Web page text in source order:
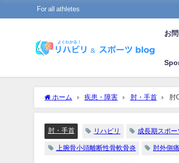
For all athletes
お
ホーム 疾患・障害 肘・手首 肘
肘・手首 リハビリ 成長期スポー
上腕骨小頭離断性骨軟骨炎 肘外側痛